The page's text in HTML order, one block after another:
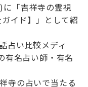
「吉祥寺の霊視
イド】」として紹
占い比較メディ
有名占い師・有名
寺の占いで当たる